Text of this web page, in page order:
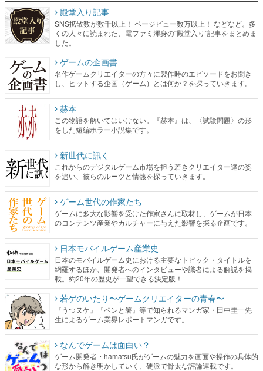
殿堂入り記事
SNS拡散数が数千以上！ ページビュー数万以上！ などなど。多
くの人々に読まれた、電ファミ渾身の“殿堂入り”記事をまとめま
した。
ゲームの企画書
名作ゲームクリエイターの方々に製作時のエピソードをお聞き
し、ヒットする企画（ゲーム）とは何か？を探っていきます。
赫本
この物語を解いてはいけない。『赫本』は、〈試験問題〉の形
をした短編ホラー小説集です。
新世代に訊く
これからのデジタルゲーム市場を担う若きクリエイター達の姿
を追い、彼らのルーツと情熱を探っていきます。
ゲーム世代の作家たち
ゲームに多大な影響を受けた作家さんに取材し、ゲームが日本
のコンテンツ産業やカルチャーに与えた影響を探る企画です。
日本モバイルゲーム産業史
日本のモバイルゲーム史における主要なトピック・タイトルを
網羅するほか、開発者へのインタビューや識者による解説を掲
載。約20年の歴史が一望できる決定版！
若ゲのいたり〜ゲームクリエイターの青春〜
『うつヌケ』『ペンと箸』等で知られるマンガ家・田中圭一先
生によるゲーム業界レポートマンガです。
なんでゲームは面白い？
ゲーム開発者・hamatsu氏がゲームの魅力を画面や操作の具体的
な形から解き明かしていく、硬派で骨太な評論連載です。